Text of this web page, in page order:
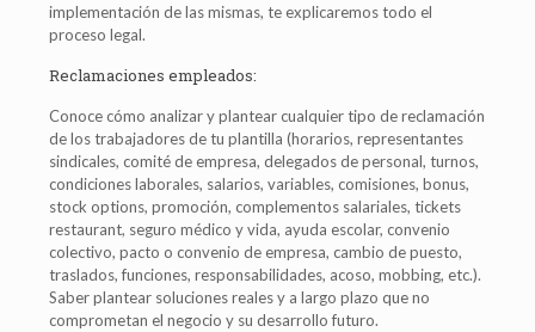
implementación de las mismas, te explicaremos todo el
proceso legal.
Reclamaciones empleados:
Conoce cómo analizar y plantear cualquier tipo de reclamación
de los trabajadores de tu plantilla (horarios, representantes
sindicales, comité de empresa, delegados de personal, turnos,
condiciones laborales, salarios, variables, comisiones, bonus,
stock options, promoción, complementos salariales, tickets
restaurant, seguro médico y vida, ayuda escolar, convenio
colectivo, pacto o convenio de empresa, cambio de puesto,
traslados, funciones, responsabilidades, acoso, mobbing, etc.).
Saber plantear soluciones reales y a largo plazo que no
comprometan el negocio y su desarrollo futuro.